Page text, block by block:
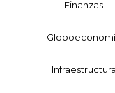
Finanzas
Infraestructura